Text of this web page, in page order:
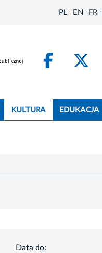
PL EN FR
KULTURA EDUKACJA
Data do: